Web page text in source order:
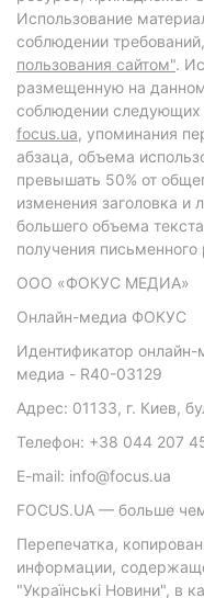
Использование
соблюдении
пользования сайтом".
размещенную на
соблюдении следующих
focus.ua, упоминания
абзаца, объема
превышать 50% от
изменения заголовка и
большего объема
получения
ООО «ФОКУС МЕДИА»
Онлайн-медиа ФОКУС
Идентификатор
медиа - R40-03129
Адрес: 01133, г. Киев,
Телефон: +38 044 207
E-mail: info@focus.ua
FOCUS.UA — больше
Перепечатка,
информации,
"Українські Новини", в